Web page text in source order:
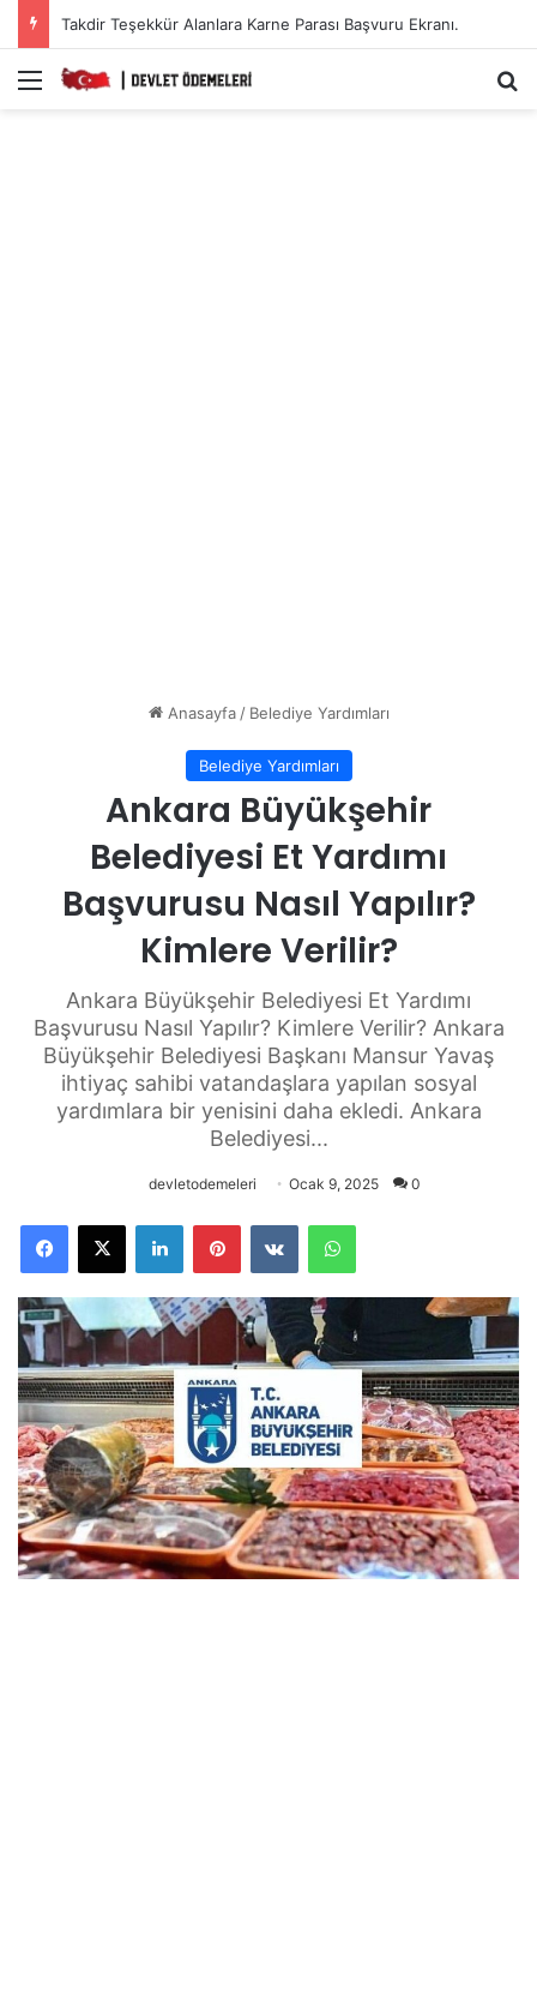
Takdir Teşekkür Alanlara Karne Parası Başvuru Ekranı.
Menü
Anasayfa / Belediye Yardımları
Belediye Yardımları
Ankara Büyükşehir
Belediyesi Et Yardımı
Başvurusu Nasıl Yapılır?
Kimlere Verilir?
Ankara Büyükşehir Belediyesi Et Yardımı
Başvurusu Nasıl Yapılır? Kimlere Verilir? Ankara
Büyükşehir Belediyesi Başkanı Mansur Yavaş
ihtiyaç sahibi vatandaşlara yapılan sosyal
yardımlara bir yenisini daha ekledi. Ankara
Belediyesi...
devletodemeleri Ocak 9, 2025 0